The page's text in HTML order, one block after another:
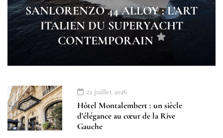
SANLORENZO 44 ALLOY : L’ART
ITALIEN DU SUPERYACHT
CONTEMPORAIN
22 juillet 2026
Hôtel Montalembert : un siècle
d'élégance au cœur de la Rive
Gauche